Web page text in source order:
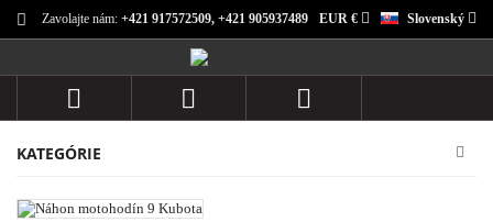
Zavolajte nám: +421 917572509, +421 905937489 Slovenský
EUR €
  
KATEGÓRIE